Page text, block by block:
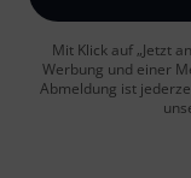
Mit Klick auf „Jetzt
Werbung und einer
Abmeldung ist